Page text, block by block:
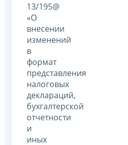
13/195@
«О
внесении
изменений
в
формат
представления
налоговых
деклараций,
бухгалтерской
отчетности
и
иных